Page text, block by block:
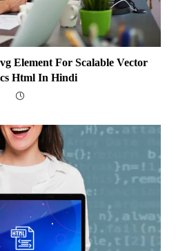
Element For Scalable Vector
Html In Hindi